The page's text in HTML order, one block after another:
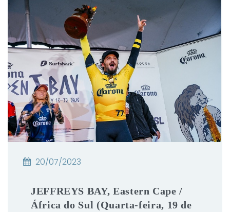
20/07/2023
JEFFREYS BAY, Eastern Cape /
África do Sul (Quarta-feira, 19 de